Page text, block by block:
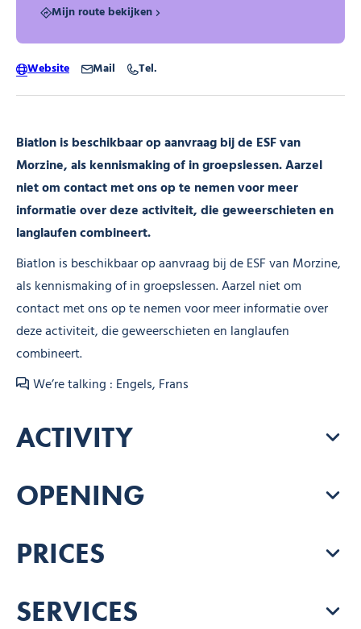
Biatlon is beschikbaar op aanvraag bij de ESF van
Morzine, als kennismaking of in groepslessen. Aarzel
niet om contact met ons op te nemen voor meer
informatie over deze activiteit, die geweerschieten en
langlaufen combineert.
Biatlon is beschikbaar op aanvraag bij de ESF van Morzine,
als kennismaking of in groepslessen. Aarzel niet om
contact met ons op te nemen voor meer informatie over
deze activiteit, die geweerschieten en langlaufen
combineert.
We’re talking : Engels, Frans
ACTIVITY
OPENING
PRICES
SERVICES
Mijn route bekijken
Website Mail Tel.